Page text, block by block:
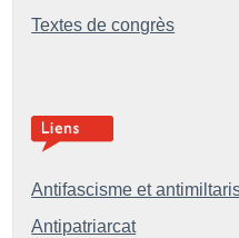
Textes de congrès
Antifascisme et
Antipatriarcat